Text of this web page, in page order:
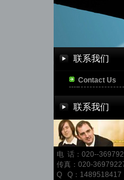
联系我们
Contact Us
联系我们
电 话：020--
传真：020-
Q Q：1489518417